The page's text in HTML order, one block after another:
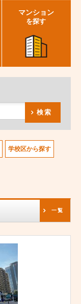
マンション
を探す
検索
学校区から探す
一覧